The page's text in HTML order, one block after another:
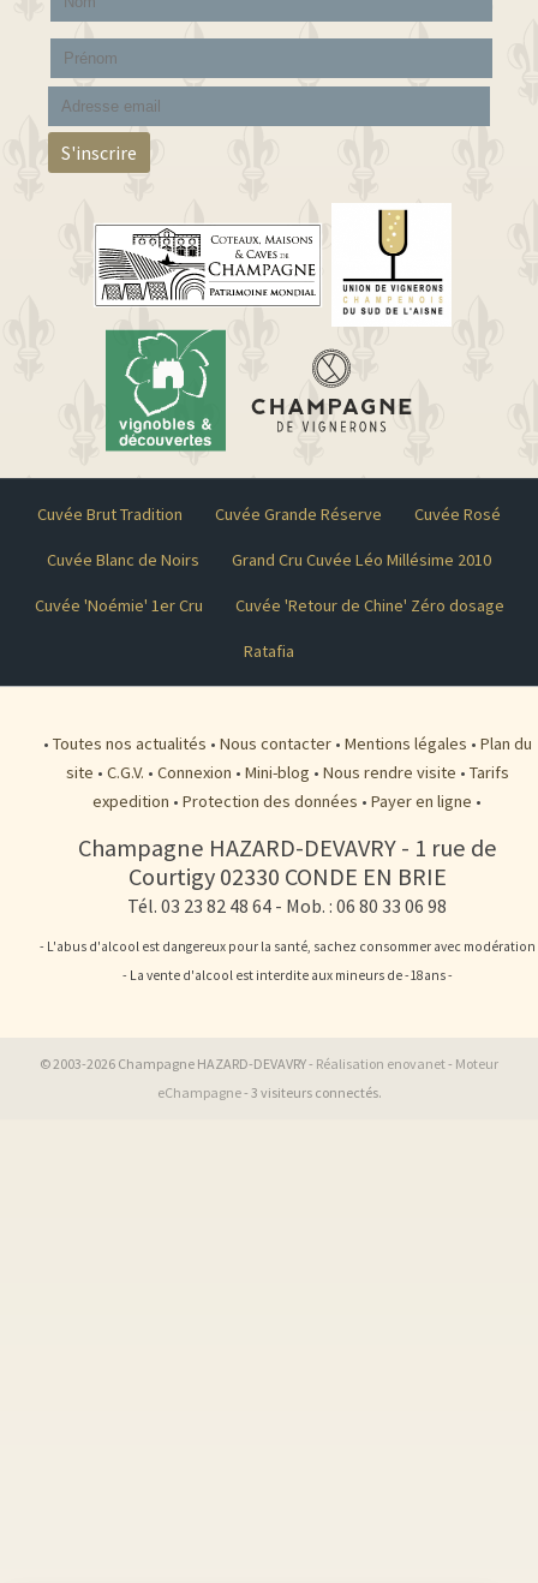
Cuvée Brut Tradition Cuvée Grande Réserve Cuvée Rosé
Cuvée Blanc de Noirs Grand Cru Cuvée Léo Millésime 2010
Cuvée 'Noémie' 1er Cru Cuvée 'Retour de Chine' Zéro dosage
Ratafia
• Toutes nos actualités • Nous contacter • Mentions légales • Plan du
site • C.G.V. • Connexion • Mini-blog • Nous rendre visite • Tarifs
expedition • Protection des données • Payer en ligne •
Champagne HAZARD-DEVAVRY- 1 rue de
Courtigy02330 CONDE EN BRIE
Tél. 03 23 82 48 64 - Mob. : 06 80 33 06 98
- L'abus d'alcool est dangereux pour la santé, sachez consommer avec modération
- La vente d'alcool est interdite aux mineurs de -18ans -
© 2003-2026 Champagne HAZARD-DEVAVRY - Réalisation enovanet- Moteur
eChampagne- 3 visiteurs connectés.